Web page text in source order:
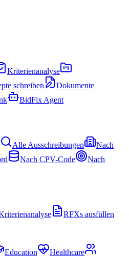
Kriterienanalyse
schreiben
Dokumente
BidFix Agent
Alle Ausschreibungen
Nach
Nach CPV-Code
Nach
RFXs ausfüllen
Education
Healthcare